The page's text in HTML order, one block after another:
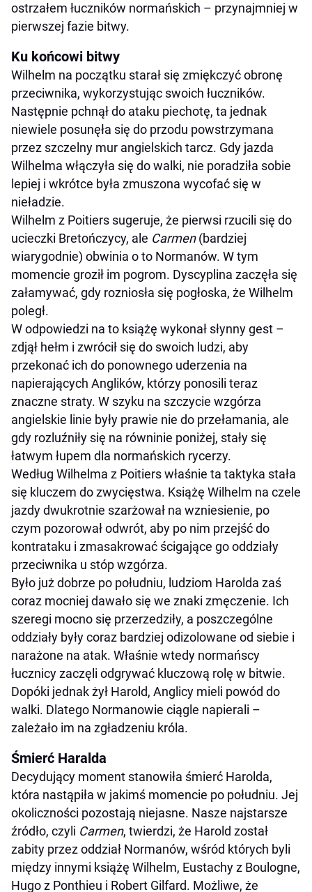
ostrzałem łuczników normańskich – przynajmniej w
pierwszej fazie bitwy.
Ku końcowi bitwy
Wilhelm na początku starał się zmiękczyć obronę
przeciwnika, wykorzystując swoich łuczników.
Następnie pchnął do ataku piechotę, ta jednak
niewiele posunęła się do przodu powstrzymana
przez szczelny mur angielskich tarcz. Gdy jazda
Wilhelma włączyła się do walki, nie poradziła sobie
lepiej i wkrótce była zmuszona wycofać się w
nieładzie.
Wilhelm z Poitiers sugeruje, że pierwsi rzucili się do
ucieczki Bretończycy, ale Carmen(bardziej
wiarygodnie) obwinia o to Normanów. W tym
momencie groził im pogrom. Dyscyplina zaczęła się
załamywać, gdy rozniosła się pogłoska, że Wilhelm
poległ.
W odpowiedzi na to książę wykonał słynny gest –
zdjął hełm i zwrócił się do swoich ludzi, aby
przekonać ich do ponownego uderzenia na
napierających Anglików, którzy ponosili teraz
znaczne straty. W szyku na szczycie wzgórza
angielskie linie były prawie nie do przełamania, ale
gdy rozluźniły się na równinie poniżej, stały się
łatwym łupem dla normańskich rycerzy.
Według Wilhelma z Poitiers właśnie ta taktyka stała
się kluczem do zwycięstwa. Książę Wilhelm na czele
jazdy dwukrotnie szarżował na wzniesienie, po
czym pozorował odwrót, aby po nim przejść do
kontrataku i zmasakrować ścigające go oddziały
przeciwnika u stóp wzgórza.
Było już dobrze po południu, ludziom Harolda zaś
coraz mocniej dawało się we znaki zmęczenie. Ich
szeregi mocno się przerzedziły, a poszczególne
oddziały były coraz bardziej odizolowane od siebie i
narażone na atak. Właśnie wtedy normańscy
łucznicy zaczęli odgrywać kluczową rolę w bitwie.
Dopóki jednak żył Harold, Anglicy mieli powód do
walki. Dlatego Normanowie ciągle napierali –
zależało im na zgładzeniu króla.
Śmierć Haralda
Decydujący moment stanowiła śmierć Harolda,
która nastąpiła w jakimś momencie po południu. Jej
okoliczności pozostają niejasne. Nasze najstarsze
źródło, czyli Carmen, twierdzi, że Harold został
zabity przez oddział Normanów, wśród których byli
między innymi książę Wilhelm, Eustachy z Boulogne,
Hugo z Ponthieu i Robert Gilfard. Możliwe, że